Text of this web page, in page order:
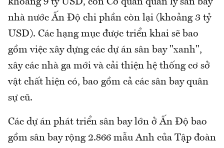
nhà nước Ấn Độ chi phần còn lại (khoảng 3 tỷ
USD). Các hạng mục được triển khai sẽ bao
gồm việc xây dựng các dự án sân bay "xanh",
xây các nhà ga mới và cải thiện hệ thống cơ sở
vật chất hiện có, bao gồm cả các sân bay quân
sự cũ.
Các dự án phát triển sân bay lớn ở Ấn Độ bao
gồm sân bay rộng 2.866 mẫu Anh của Tập đoàn